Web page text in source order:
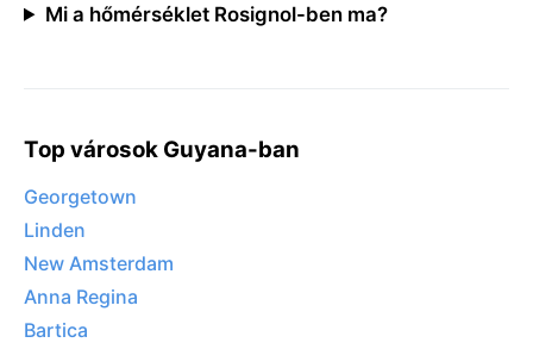
Mi a hőmérséklet Rosignol-ben ma?
Top városok Guyana-ban
Georgetown
Linden
New Amsterdam
Anna Regina
Bartica